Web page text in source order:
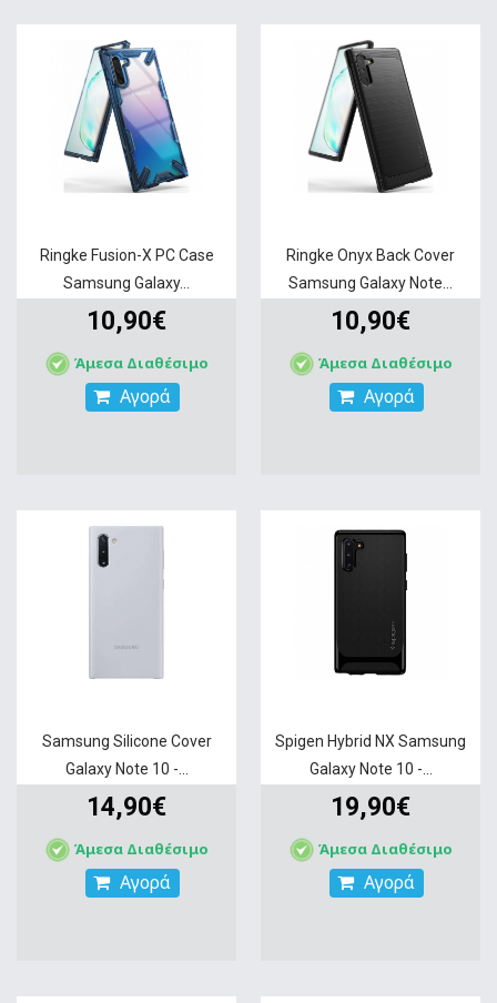
Ringke Fusion-X PC Case
Samsung Galaxy...
10,90€
Άμεσα Διαθέσιμο
Αγορά
Ringke Onyx Back Cover
Samsung Galaxy Note...
10,90€
Άμεσα Διαθέσιμο
Αγορά
Samsung Silicone Cover
Galaxy Note 10 -...
14,90€
Άμεσα Διαθέσιμο
Αγορά
Spigen Hybrid NX Samsung
Galaxy Note 10 -...
19,90€
Άμεσα Διαθέσιμο
Αγορά